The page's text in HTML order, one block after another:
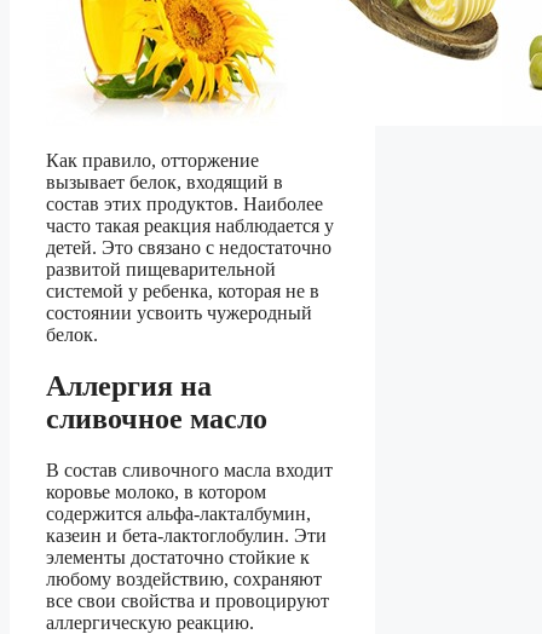
Как правило, отторжение
вызывает белок, входящий в
состав этих продуктов. Наиболее
часто такая реакция наблюдается у
детей. Это связано с недостаточно
развитой пищеварительной
системой у ребенка, которая не в
состоянии усвоить чужеродный
белок.
Аллергия на
сливочное масло
В состав сливочного масла входит
коровье молоко, в котором
содержится альфа-лакталбумин,
казеин и бета-лактоглобулин. Эти
элементы достаточно стойкие к
любому воздействию, сохраняют
все свои свойства и провоцируют
аллергическую реакцию.